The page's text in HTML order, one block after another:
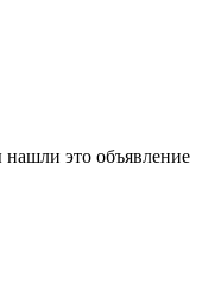
это объявление